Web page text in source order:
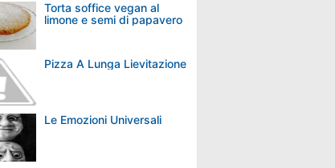
Torta soffice vegan al
limone e semi di papavero
Pizza A Lunga Lievitazione
Le Emozioni Universali